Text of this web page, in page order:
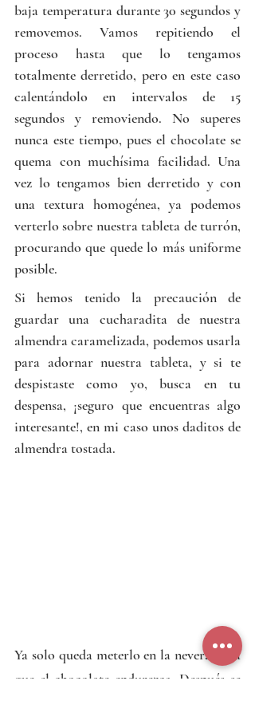
baja temperatura durante 30 segundos y
removemos. Vamos repitiendo el
proceso hasta que lo tengamos
totalmente derretido, pero en este caso
calentándolo en intervalos de 15
segundos y removiendo. No superes
nunca este tiempo, pues el chocolate se
quema con muchísima facilidad. Una
vez lo tengamos bien derretido y con
una textura homogénea, ya podemos
verterlo sobre nuestra tableta de turrón,
procurando que quede lo más uniforme
posible.
Si hemos tenido la precaución de
guardar una cucharadita de nuestra
almendra caramelizada, podemos usarla
para adornar nuestra tableta, y si te
despistaste como yo, busca en tu
despensa, ¡seguro que encuentras algo
interesante!, en mi caso unos daditos de
almendra tostada.
Ya solo queda meterlo en la nevera para
que el chocolate endurezca. Después se